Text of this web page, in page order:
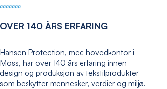
OVER 140 ÅRS ERFARING
Hansen Protection, med hovedkontor i
Moss, har over 140 års erfaring innen
design og produksjon av tekstilprodukter
som beskytter mennesker, verdier og miljø.